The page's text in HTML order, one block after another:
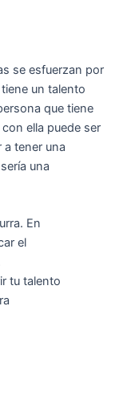
se esfuerzan por
un talento
que tiene
ella puede ser
a tener una
una
En
el
tu talento